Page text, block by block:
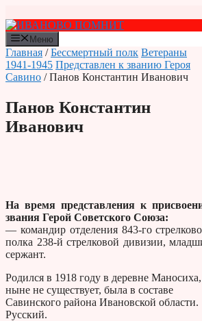
к
содержимому
Меню
Главная /Бессмертный полк Ветераны
1941-1945 Представлен к званию Героя
Савино / Панов Константин Иванович
Панов Константин
Иванович
На время представления к
звания Герой Советского Союза:
— командир отделения 843-го
полка 238-й стрелковой дивизии,
сержант.
Родился в 1918 году в деревне Маносиха,
ныне не существует, была в составе
Савинского района Ивановской области.
Русский.